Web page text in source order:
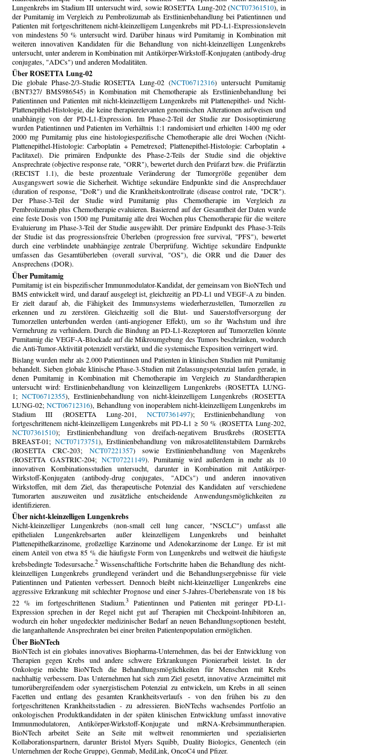
Lungenkrebs im Stadium III untersucht wird, sowie ROSETTA Lung-202 (NCT07361510), in
der Pumitamig im Vergleich zu Pembrolizumab als Erstlinienbehandlung bei Patientinnen und
Patienten mit fortgeschrittenem nicht-kleinzelligem Lungenkrebs mit PD-L1-Expressionsleveln
von mindestens 50 % untersucht wird. Darüber hinaus wird Pumitamig in Kombination mit
weiteren innovativen Kandidaten für die Behandlung von nicht-kleinzelligen Lungenkrebs
untersucht, unter anderem in Kombination mit Antikörper-Wirkstoff-Konjugaten (antibody-drug
conjugates, "ADCs") und anderen Modalitäten.
Über ROSETTA Lung-02
Die globale Phase-2/3-Studie ROSETTA Lung-02 (NCT06712316) untersucht Pumitamig
(BNT327/ BMS986545) in Kombination mit Chemotherapie als Erstlinienbehandlung bei
Patientinnen und Patienten mit nicht-kleinzelligem Lungenkrebs mit Plattenepithel- und Nicht-
Plattenepithel-Histologie, die keine therapierelevanten genomischen Alterationen aufweisen und
unabhängig von der PD-L1-Expression. Im Phase-2-Teil der Studie zur Dosisoptimierung
wurden Patientinnen und Patienten im Verhältnis 1:1 randomisiert und erhielten 1400 mg oder
2000 mg Pumitamig plus eine histologiespezifische Chemotherapie alle drei Wochen (Nicht-
Plattenepithel-Histologie: Carboplatin + Pemetrexed; Plattenepithel-Histologie: Carboplatin +
Paclitaxel). Die primären Endpunkte des Phase-2-Teils der Studie sind die objektive
Ansprechrate (objective response rate, "ORR"), bewertet durch den Prüfarzt bzw. die Prüfärztin
(RECIST 1.1), die beste prozentuale Veränderung der Tumorgröße gegenüber dem
Ausgangswert sowie die Sicherheit. Wichtige sekundäre Endpunkte sind die Ansprechdauer
(duration of response, "DoR") und die Krankheitskontrollrate (disease control rate, "DCR").
Der Phase-3-Teil der Studie wird Pumitamig plus Chemotherapie im Vergleich zu
Pembrolizumab plus Chemotherapie evaluieren. Basierend auf der Gesamtheit der Daten wurde
eine feste Dosis von 1500 mg Pumitamig alle drei Wochen plus Chemotherapie für die weitere
Evaluierung im Phase-3-Teil der Studie ausgewählt. Der primäre Endpunkt des Phase-3-Teils
der Studie ist das progressionsfreie Überleben (progression free survival, "PFS"), bewertet
durch eine verblindete unabhängige zentrale Überprüfung. Wichtige sekundäre Endpunkte
umfassen das Gesamtüberleben (overall survival, "OS"), die ORR und die Dauer des
Ansprechens (DOR).
Über Pumitamig
Pumitamig ist ein bispezifischer Immunmodulator-Kandidat, der gemeinsam von BioNTech und
BMS entwickelt wird, und darauf ausgelegt ist, gleichzeitig an PD-L1 und VEGF-A zu binden.
Er zielt darauf ab, die Fähigkeit des Immunsystems wiederherzustellen, Tumorzellen zu
erkennen und zu zerstören. Gleichzeitig soll die Blut- und Sauerstoffversorgung der
Tumorzellen unterbunden werden (anti-angiogener Effekt), um so ihr Wachstum und ihre
Vermehrung zu verhindern. Durch die Bindung an PD-L1-Rezeptoren auf Tumorzellen könnte
Pumitamig die VEGF-A-Blockade auf die Mikroumgebung des Tumors beschränken, wodurch
die Anti-Tumor-Aktivität potenziell verstärkt, und die systemische Exposition verringert wird.
Bislang wurden mehr als 2.000 Patientinnen und Patienten in klinischen Studien mit Pumitamig
behandelt. Sieben globale klinische Phase-3-Studien mit Zulassungspotenzial laufen gerade, in
denen Pumitamig in Kombination mit Chemotherapie im Vergleich zu Standardtherapien
untersucht wird: Erstlinienbehandlung von kleinzelligem Lungenkrebs (ROSETTA LUNG-
1;NCT06712355), Erstlinienbehandlung von nicht-kleinzelligem Lungenkrebs (ROSETTA
LUNG-02;NCT06712316), Behandlung von inoperablem nicht-kleinzelligem Lungenkrebs im
Stadium III (ROSETTA Lung-201, NCT07361497); Erstlinienbehandlung von
fortgeschrittenem nicht-kleinzelligem Lungenkrebs mit PD-L1 ≥ 50 % (ROSETTA Lung-202,
NCT07361510); Erstlinienbehandlung von dreifach-negativem Brustkrebs (ROSETTA
BREAST-01; NCT07173751), Erstlinienbehandlung von mikrosatellitenstabilem Darmkrebs
(ROSETTA CRC-203; NCT07221357) sowie Erstlinienbehandlung von Magenkrebs
(ROSETTA GASTRIC-204; NCT07221149). Pumitamig wird außerdem in mehr als 10
innovativen Kombinationsstudien untersucht, darunter in Kombination mit Antikörper-
Wirkstoff-Konjugaten (antibody-drug conjugates, "ADCs") und anderen innovativen
Wirkstoffen, mit dem Ziel, das therapeutische Potenzial des Kandidaten auf verschiedene
Tumorarten auszuweiten und zusätzliche entscheidende Anwendungsmöglichkeiten zu
identifizieren.
Über nicht-kleinzelligen Lungenkrebs
Nicht-kleinzelliger Lungenkrebs (non-small cell lung cancer, "NSCLC") umfasst alle
epithelialen Lungenkrebsarten außer kleinzelligem Lungenkrebs und beinhaltet
Plattenepithelkarzinome, großzellige Karzinome und Adenokarzinome der Lunge. Er ist mit
einem Anteil von etwa 85 % die häufigste Form von Lungenkrebs und weltweit die häufigste
krebsbedingte Todesursache.2 Wissenschaftliche Fortschritte haben die Behandlung des nicht-
kleinzelligen Lungenkrebs grundlegend verändert und die Behandlungsergebnisse für viele
Patientinnen und Patienten verbessert. Dennoch bleibt nicht-kleinzelliger Lungenkrebs eine
aggressive Erkrankung mit schlechter Prognose und einer 5-Jahres-Überlebensrate von 18 bis
22 % im fortgeschrittenen Stadium.3 Patientinnen und Patienten mit geringer PD-L1-
Expression sprechen in der Regel nicht gut auf Therapien mit Checkpoint-Inhibitoren an,
wodurch ein hoher ungedeckter medizinischer Bedarf an neuen Behandlungsoptionen besteht,
die langanhaltende Ansprechraten bei einer breiten Patientenpopulation ermöglichen.
Über BioNTech
BioNTech ist ein globales innovatives Biopharma-Unternehmen, das bei der Entwicklung von
Therapien gegen Krebs und andere schwere Erkrankungen Pionierarbeit leistet. In der
Onkologie möchte BioNTech die Behandlungsmöglichkeiten für Menschen mit Krebs
nachhaltig verbessern. Das Unternehmen hat sich zum Ziel gesetzt, innovative Arzneimittel mit
tumorübergreifendem oder synergistischem Potenzial zu entwickeln, um Krebs in all seinen
Facetten und entlang des gesamten Krankheitsverlaufs - von den frühen bis zu den
fortgeschrittenen Krankheitsstadien - zu adressieren. BioNTechs wachsendes Portfolio an
onkologischen Produktkandidaten in der späten klinischen Entwicklung umfasst innovative
Immunmodulatoren, Antikörper-Wirkstoff-Konjugate und mRNA-Krebsimmuntherapien.
BioNTech arbeitet Seite an Seite mit weltweit renommierten und spezialisierten
Kollaborationspartnern, darunter Bristol Myers Squibb, Duality Biologics, Genentech (ein
Unternehmen der Roche Gruppe), Genmab, MediLink, OncoC4 und Pfizer.